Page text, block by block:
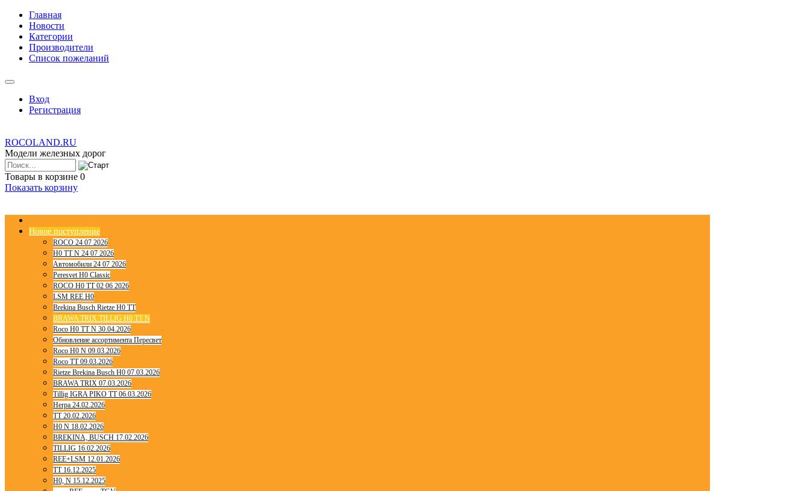
Главная
Новости
Категории
Производители
Список пожеланий
Вход
Регистрация
ROCOLAND.RU
Модели железных дорог
Товары в корзине 0
Показать корзину
Новое поступление
ROCO 24 07 2026
H0 TT N 24 07 2026
Автомобили 24 07 2026
Peresvet H0 Classic
ROCO H0 TT 02 06 2026
LSM REE H0
Brekina Busch Rietze H0 TT
BRAWA TRIX TILLIG H0 TT N
Roco H0 TT N 30.04.2026
Обновление ассортимента Пересвет
Roco H0 N 09.03.2026
Roco TT 09.03.2026
Rietze Brekina Busch H0 07.03.2026
BRAWA TRIX 07.03.2026
Tillig IGRA PIKO TT 06.03.2026
Herpa 24.02.2026
TT 20.02.2026
H0 N 18.02.2026
BREKINA, BUSCH 17.02.2026
TILLIG 16.02.2026
REE+LSM 12.01.2026
TT 16.12.2025
H0, N 15.12.2025